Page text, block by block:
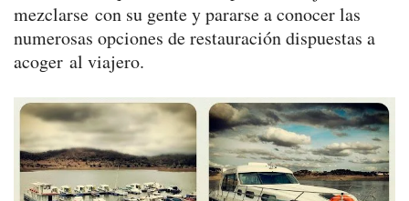
mezclarse con su gente y pararse a conocer las
numerosas opciones de restauración dispuestas a
acoger al viajero.